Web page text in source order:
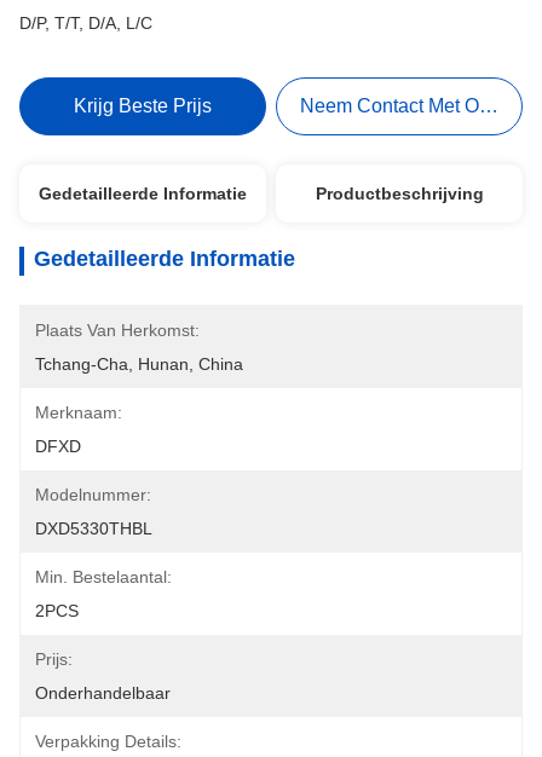
D/P, T/T, D/A, L/C
Krijg Beste Prijs Neem Contact Met Ons Op
Gedetailleerde Informatie Productbeschrijving
Gedetailleerde Informatie
Plaats Van Herkomst:
Tchang-Cha, Hunan, China
Merknaam:
DFXD
Modelnummer:
DXD5330THBL
Min. Bestelaantal:
2PCS
Prijs:
Onderhandelbaar
Verpakking Details: